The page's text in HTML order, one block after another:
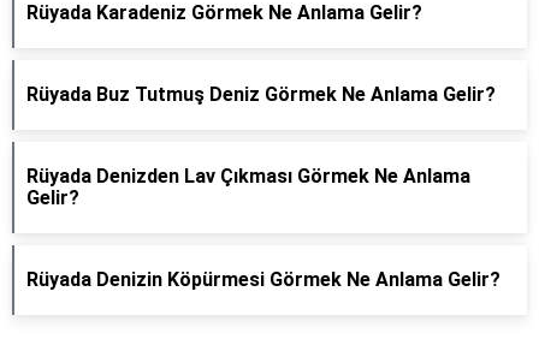
Rüyada Karadeniz Görmek Ne Anlama Gelir?
Rüyada Buz Tutmuş Deniz Görmek Ne Anlama Gelir?
Rüyada Denizden Lav Çıkması Görmek Ne Anlama
Gelir?
Rüyada Denizin Köpürmesi Görmek Ne Anlama Gelir?